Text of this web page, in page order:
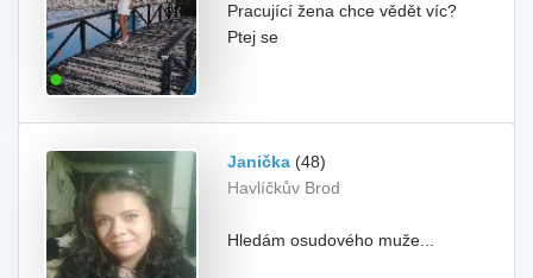
Pracující žena chce vědět víc?
Ptej se
Janička (48)
Havlíčkův Brod
Hledám osudového muže...